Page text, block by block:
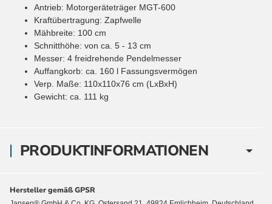
PRODUKTINFORMATIONEN
Antrieb: Motorgeräteträger MGT-600
Kraftübertragung: Zapfwelle
Mähbreite: 100 cm
Schnitthöhe: von ca. 5 - 13 cm
Messer: 4 freidrehende Pendelmesser
Auffangkorb: ca. 160 l Fassungsvermögen
Verp. Maße: 110x110x76 cm (LxBxH)
Gewicht: ca. 111 kg
Hersteller gemäß GPSR